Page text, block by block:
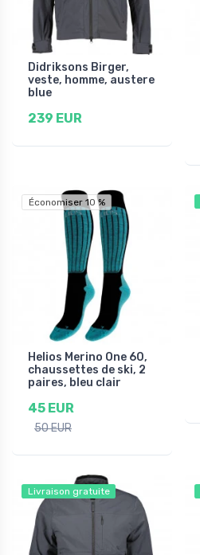
Didriksons Birger,
veste, homme, austere
blue
239 EUR
Économiser 10 %
Helios Merino One 60,
chaussettes de ski, 2
paires, bleu clair
45 EUR
50 EUR
Livraison gratuite